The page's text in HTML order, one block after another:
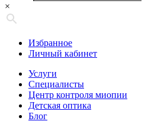
×
Избранное
Личный кабинет
Услуги
Специалисты
Центр контроля миопии
Детская оптика
Блог